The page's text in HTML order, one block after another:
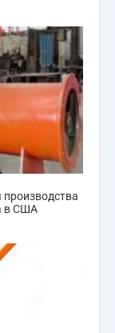
​​в США